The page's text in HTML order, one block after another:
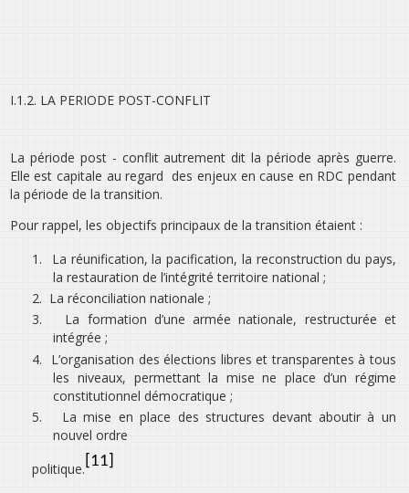
I.1.2. LA PERIODE POST-CONFLIT
La période post - conflit autrement dit la période après guerre.
Elle est capitale au regard des enjeux en cause en RDC pendant
la période de la transition.
Pour rappel, les objectifs principaux de la transition étaient :
1.
La réunification, la pacification, la reconstruction du pays,
la restauration de l’intégrité territoire national ;
2. La réconciliation nationale ;
3.
La formation d’une armée nationale, restructurée et
intégrée ;
4.
L’organisation des élections libres et transparentes à tous
les niveaux, permettant la mise ne place d’un régime
constitutionnel démocratique ;
5.
La mise en place des structures devant aboutir à un
nouvel ordre
politique. [11]